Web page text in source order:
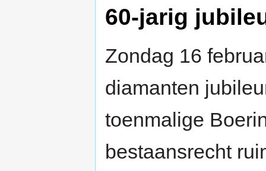
60-jarig
Zondag 16
diamanten
toenmalige
bestaansrecht